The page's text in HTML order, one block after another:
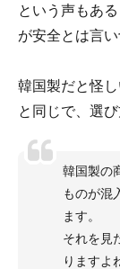
という声もあ
が安全とは言い
韓国製だと怪
と同じで、選び
韓国製の
ものが混
ます。
それを見
りますよ